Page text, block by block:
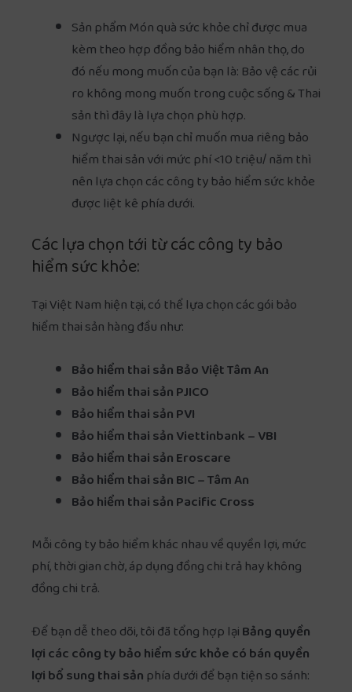
Sản phẩm Món quà sức khỏe chỉ được mua
kèm theo hợp đồng bảo hiểm nhân thọ, do
đó nếu mong muốn của bạn là: Bảo vệ các rủi
ro không mong muốn trong cuộc sống & Thai
sản thì đây là lựa chọn phù hợp.
Ngược lại, nếu bạn chỉ muốn mua riêng bảo
hiểm thai sản với mức phí <10 triệu/ năm thì
nên lựa chọn các công ty bảo hiểm sức khỏe
được liệt kê phía dưới.
Các lựa chọn tới từ các công ty bảo
hiểm sức khỏe:
Tại Việt Nam hiện tại, có thể lựa chọn các gói bảo
hiểm thai sản hàng đầu như:
Bảo hiểm thai sản Bảo Việt Tâm An
Bảo hiểm thai sản PJICO
Bảo hiểm thai sản PVI
Bảo hiểm thai sản Viettinbank – VBI
Bảo hiểm thai sản Eroscare
Bảo hiểm thai sản BIC – Tâm An
Bảo hiểm thai sản Pacific Cross
Mỗi công ty bảo hiểm khác nhau về quyền lợi, mức
phí, thời gian chờ, áp dụng đồng chi trả hay không
đồng chi trả.
Để bạn dễ theo dõi, tôi đã tổng hợp lạiBảng quyền
lợi các công ty bảo hiểm sức khỏe có bán quyền
lợi bổ sung thai sảnphía dưới để bạn tiện so sánh: